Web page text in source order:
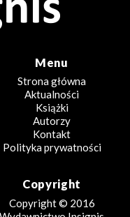
Menu
Strona główna
Aktualności
Książki
Autorzy
Kontakt
Polityka prywatności
Copyright
Copyright © 2016